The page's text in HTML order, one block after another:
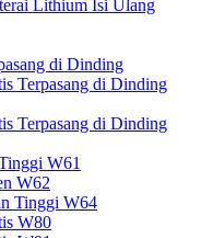
Lithium Isi Ulang
di Dinding
Terpasang di Dinding
Terpasang di Dinding
W61
W62
Tinggi W64
W80